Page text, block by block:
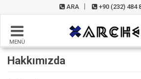
ARA +90 (232) 484
MENÜ
Hakkımızda